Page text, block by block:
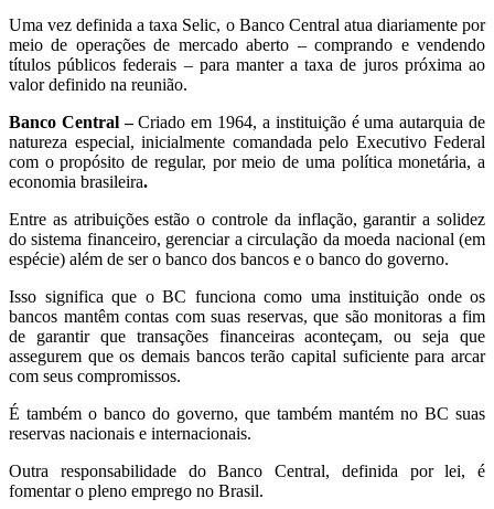
Uma vez definida a taxa Selic, o Banco Central atua diariamente por
meio de operações de mercado aberto – comprando e vendendo
títulos públicos federais – para manter a taxa de juros próxima ao
valor definido na reunião.
Banco Central –Criado em 1964, a instituição é uma autarquia de
natureza especial, inicialmente comandada pelo Executivo Federal
com o propósito de regular, por meio de uma política monetária, a
economia brasileira.
Entre as atribuições estão o controle da inflação, garantir a solidez
do sistema financeiro, gerenciar a circulação da moeda nacional (em
espécie) além de ser o banco dos bancos e o banco do governo.
Isso significa que o BC funciona como uma instituição onde os
bancos mantêm contas com suas reservas, que são monitoras a fim
de garantir que transações financeiras aconteçam, ou seja que
assegurem que os demais bancos terão capital suficiente para arcar
com seus compromissos.
É também o banco do governo, que também mantém no BC suas
reservas nacionais e internacionais.
Outra responsabilidade do Banco Central, definida por lei, é
fomentar o pleno emprego no Brasil.